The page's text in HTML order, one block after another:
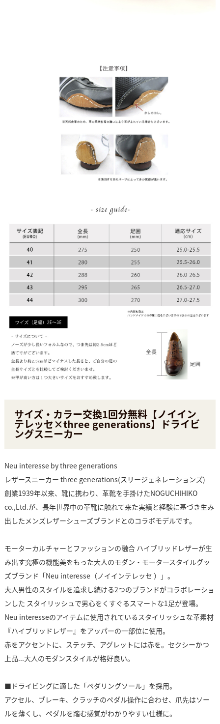
サイズ・カラー交換1回分無料【ノイイン
テレッセ×three generations】ドライビ
ングスニーカー
Neu interesse by three generations
レザースニーカー three generations(スリージェネレーションズ)
創業1939年以来、靴に携わり、革靴を手掛けたNOGUCHIHIKO
co.,Ltd.が、長年世界中の革靴に触れて来た実績と経験に基づき生み
出したメンズレザーシューズブランドとのコラボモデルです。
モーターカルチャーとファッションの融合 ハイブリッドレザーが生
み出す究極の機能美をもった大人のモダン・モータースタイルグッ
ズブランド「Neu interesse（ノイインテレッセ ）」。
大人男性のスタイルを追求し続ける2つのブランドがコラボレーショ
ンした スタイリッシュで男心をくすぐるスマートな1足が登場。
Neu interesseのアイテムに使用されているスタイリッシュな革素材
『ハイブリッドレザー』をアッパーの一部位に使用。
赤をアクセントに、ステッチ、アグレットには赤を。セクシーかつ
上品...大人のモダンスタイルが格好良い。
■ドライビングに適した「ペダリングソール」を採用。
アクセル、ブレーキ、クラッチのペダル操作に合わせ、爪先はソー
ルを薄くし、ペダルを踏む感覚がわかりやすい仕様に。